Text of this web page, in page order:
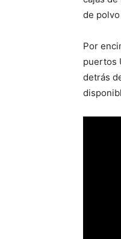
de
Por
puertos
detrás